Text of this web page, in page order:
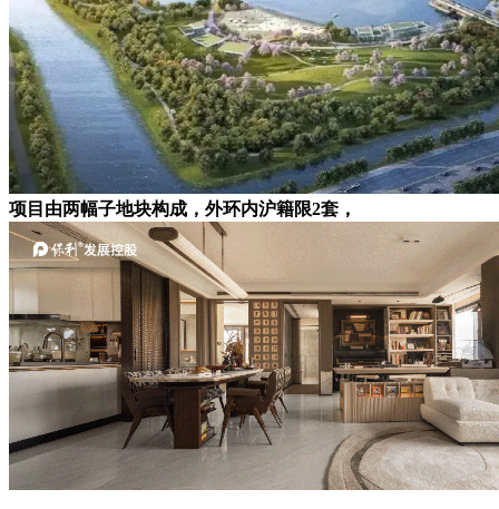
项目由两幅子地块构成，外环内沪籍限2套，